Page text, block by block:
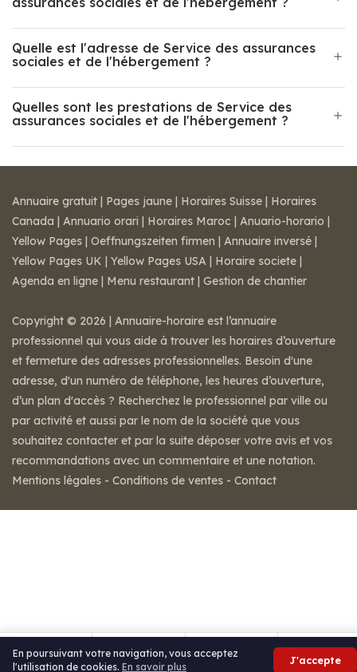
Appeler Itinéraire Avis
Quelle est l'adresse de Service des assurances
sociales et de l'hébergement ?
Quelles sont les prestations de Service des
assurances sociales et de l'hébergement ?
En poursuivant votre navigation, vous acceptez
l'utilisation de cookies. En savoir plus
J'accepte
Annuaire gratuit | Pages jaune | Horaires Suisse | Horaires
Canada | Annuario orari | Horaires Maroc | Anuario-horario |
Yellow Pages | Oeffnungszeiten firmen | Annuaire inversé |
Yellow Pages UK | Yellow Pages USA | Horaire societe |
Agenda en ligne | Menu restaurant | Gestion de chantier
Copyright © 2026 | Annuaire-horaire est l’annuaire
professionnel qui vous aide à trouver les horaires d’ouverture
et fermeture des adresses professionnelles. Besoin d'une
adresse, d'un numéro de téléphone, les heures d’ouverture,
d’un plan d'accès ? Recherchez le professionnel par ville ou
par activité et aussi par le nom de la société que vous
souhaitez contacter et par la suite déposer votre avis et vos
recommandations avec un commentaire et une notation.
Mentions légales - Conditions de ventes - Contact